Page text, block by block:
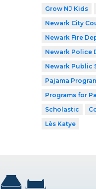
Grow NJ Kids
Newark City
Newark Fire
Newark Police
Newark Public
Pajama
Programs for
Scholastic
Lès Katye